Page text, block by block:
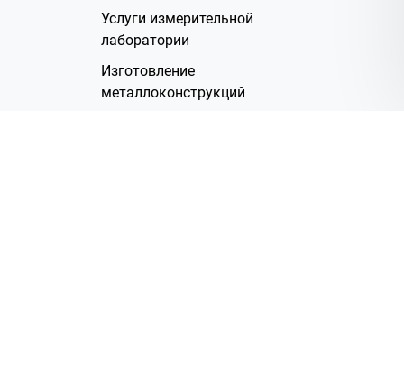
Услуги измерительной
лаборатории
Изготовление
металлоконструкций